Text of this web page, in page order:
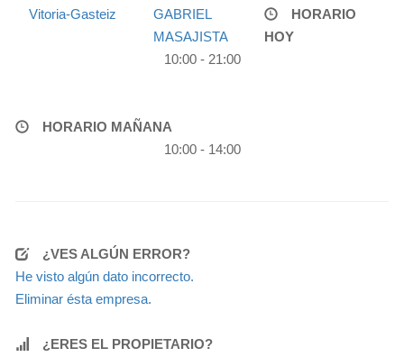
Vitoria-Gasteiz
GABRIEL
MASAJISTA
HORARIO
HOY
10:00 - 21:00
HORARIO MAÑANA
10:00 - 14:00
¿VES ALGÚN ERROR?
He visto algún dato incorrecto.
Eliminar ésta empresa.
¿ERES EL PROPIETARIO?